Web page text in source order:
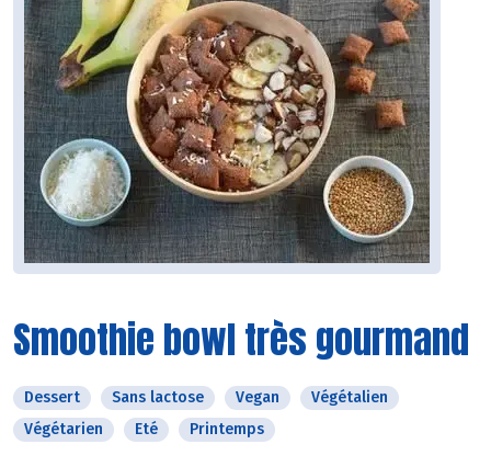
Smoothie bowl très gourmand
Dessert Sans lactose Vegan
Végétalien
Végétarien
Eté Printemps